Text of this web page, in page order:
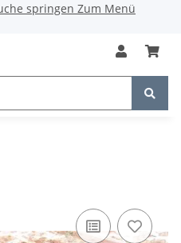
springen Zum Menü